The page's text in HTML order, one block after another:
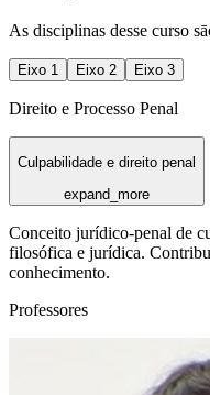
As disciplinas desse curso
Eixo 1 Eixo 2 Eixo 3
Direito e Processo Penal
Culpabilidade e direito penal
expand_more
Conceito jurídico-penal de
filosófica e jurídica.
conhecimento.
Professores